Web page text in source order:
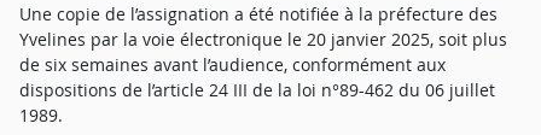
Une copie de l’assignation a été notifiée à la préfecture des
Yvelines par la voie électronique le 20 janvier 2025, soit plus
de six semaines avant l’audience, conformément aux
dispositions de l’article 24 III de la loi n°89-462 du 06 juillet
1989.